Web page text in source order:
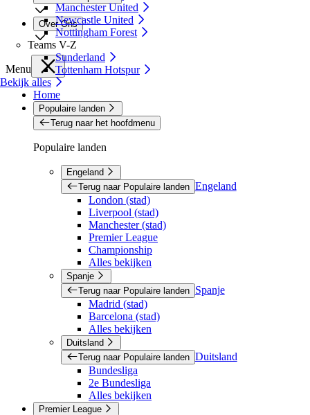
Manchester United
Newcastle United
Nottingham Forest
Teams V-Z
Sunderland
Tottenham Hotspur
Bekijk alles
Over Ons
Menu
Home
Populaire landen
Terug naar het hoofdmenu
Populaire landen
Engeland
Terug naar Populaire landen Engeland
London (stad)
Liverpool (stad)
Manchester (stad)
Premier League
Championship
Alles bekijken
Spanje
Terug naar Populaire landen
Spanje
Madrid (stad)
Barcelona (stad)
Alles bekijken
Duitsland
Terug naar Populaire landen Duitsland
Bundesliga
2e Bundesliga
Alles bekijken
Premier League